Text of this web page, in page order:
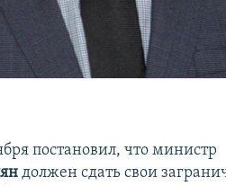
постановил, что министр
должен сдать свои